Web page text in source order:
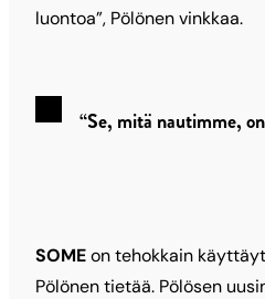
luontoa”, Pölönen vinkkaa.
“Se, mitä nautimme,
SOMEon tehokkain
Pölönen tietää. Pölösen